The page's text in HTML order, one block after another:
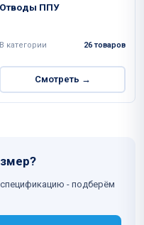
Отводы ППУ
В категории 26 товаров
Смотреть →
- подберём